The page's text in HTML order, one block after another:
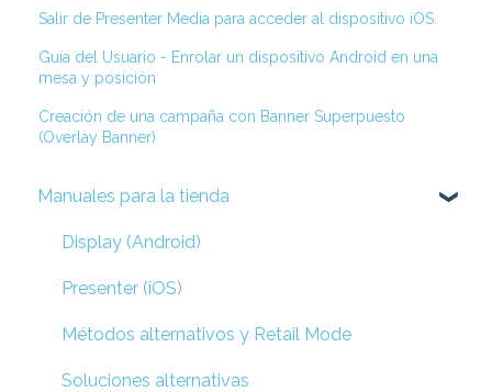
Salir de Presenter Media para acceder al dispositivo iOS.
Guía del Usuario - Enrolar un dispositivo Android en una
mesa y posición
Creación de una campaña con Banner Superpuesto
(Overlay Banner)
Manuales para la tienda
Display (Android)
Presenter (iOS)
Métodos alternativos y Retail Mode
Soluciones alternativas